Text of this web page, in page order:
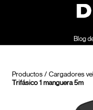
Blog
Productos/ Cargadores
Trifásico 1 manguera 5m